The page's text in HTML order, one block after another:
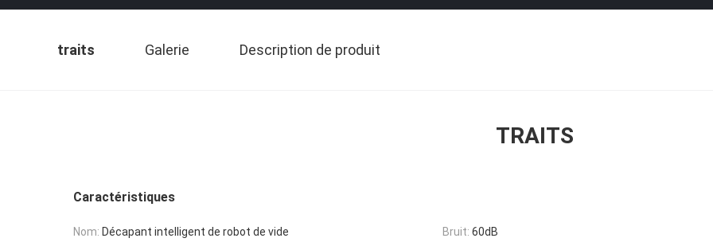
traits Galerie Description de produit
TRAITS
Caractéristiques
Nom: Décapant intelligent de robot de vide Bruit: 60dB